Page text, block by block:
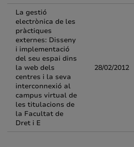
La gestió
electrònica de les
pràctiques
externes: Disseny
i implementació
del seu espai dins
la web dels
centres i la seva
interconnexió al
campus virtual de
les titulacions de
la Facultat de
Dret i E
28/02/2012